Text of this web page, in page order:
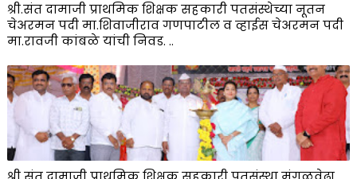
श्री.संत दामाजी प्राथमिक शिक्षक सहकारी पतसंस्थेच्या नूतन
चेअरमन पदी मा.शिवाजीराव गणपाटील व व्हाईस चेअरमन पदी
मा.रावजी कांबळे यांची निवड. ..